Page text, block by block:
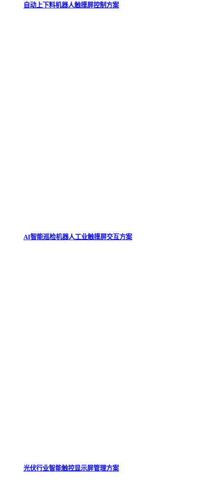
自动上下料机器人触摸屏控制方案
AI智能巡检机器人工业触摸屏交互方案
光伏行业智能触控显示屏管理方案